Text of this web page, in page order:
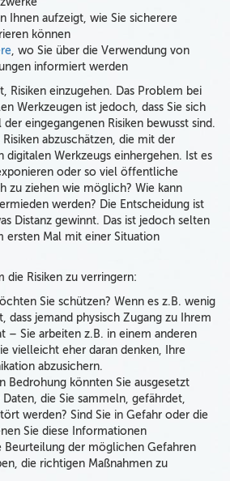
Ihnen aufzeigt, wie Sie sicherere
können
, wo Sie über die Verwendung von
informiert werden
Risiken einzugehen. Das Problem bei
Werkzeugen ist jedoch, dass Sie sich
eingegangenen Risiken bewusst sind.
abzuschätzen, die mit der
digitalen Werkzeugs einhergehen. Ist es
oder so viel öffentliche
zu ziehen wie möglich? Wie kann
werden? Die Entscheidung ist
Distanz gewinnt. Das ist jedoch selten
ersten Mal mit einer Situation
die Risiken zu verringern:
Sie schützen? Wenn es z.B. wenig
dass jemand physisch Zugang zu Ihrem
– Sie arbeiten z.B. in einem anderen
vielleicht eher daran denken, Ihre
abzusichern.
Bedrohung könnten Sie ausgesetzt
die Sie sammeln, gefährdet,
werden? Sind Sie in Gefahr oder die
Sie diese Informationen
Beurteilung der möglichen Gefahren
die richtigen Maßnahmen zu